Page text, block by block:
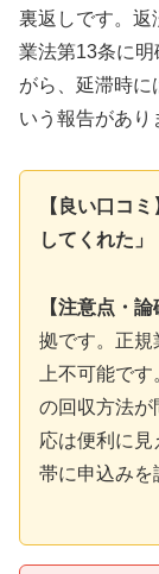
裏返しです。返
業法第13条に
がら、延滞時に
いう報告があり
【良い口コ
してくれた」
【注意点・論
拠です。正規
上不可能で
の回収方法が
応は便利に見
帯に申込みを